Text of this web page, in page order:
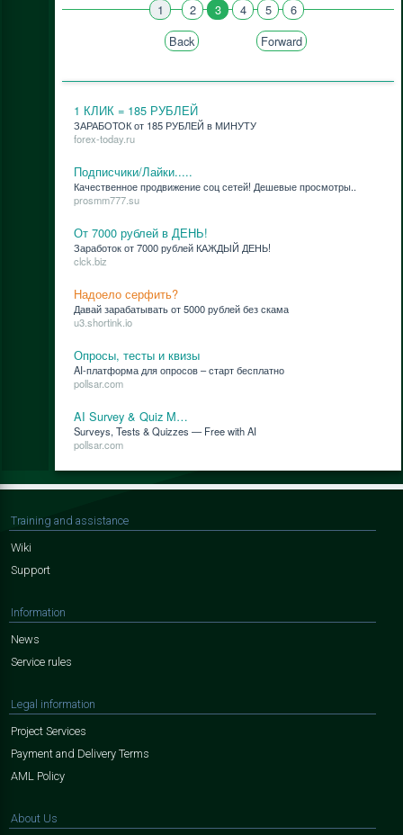
Back
1 2 3 4 5
6
Forward
1 КЛИК = 185 РУБЛЕЙ
ЗАРАБОТОК от 185 РУБЛЕЙ в МИНУТУ
forex-today.ru
Подписчики/Лайки.....
Ка­че­ствен­ное про­дви­же­ние соц се­тей! Де­ше­вые про­смот­ры..
prosmm777.su
От 7000 рублей в ДЕНЬ!
За­ра­бо­ток от 7000 руб­лей КАЖДЫЙ ДЕНЬ!
clck.biz
Надоело серфить?
Да­вай за­ра­ба­ты­вать от 5000 руб­лей без ска­ма
u3.shortink.io
Опросы, тесты и квизы
AI-плат­фор­ма для опро­сов – старт бес­плат­но
pollsar.com
AI Survey & Quiz M…
Surveys, Tests & Quizzes — Free with AI
pollsar.com
Training and assistance
Wiki
Support
Information
News
Service rules
Legal information
Project Services
Payment and Delivery Terms
AML Policy
About Us